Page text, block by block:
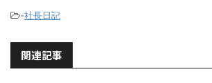
-社長日記
関連記事